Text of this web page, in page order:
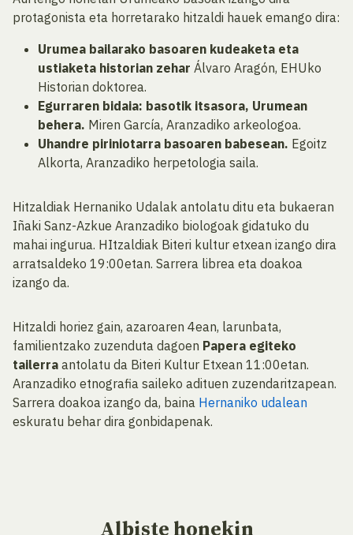
protagonista eta horretarako hitzaldi hauek emango dira:
Urumea bailarako basoaren kudeaketa eta
ustiaketa historian zehar Álvaro Aragón, EHUko
Historian doktorea.
Egurraren bidaia: basotik itsasora, Urumean
behera. Miren García, Aranzadiko arkeologoa.
Uhandre piriniotarra basoaren babesean. Egoitz
Alkorta, Aranzadiko herpetologia saila.
Hitzaldiak Hernaniko Udalak antolatu ditu eta bukaeran
Iñaki Sanz-Azkue Aranzadiko biologoak gidatuko du
mahai ingurua. HItzaldiak Biteri kultur etxean izango dira
arratsaldeko 19:00etan. Sarrera librea eta doakoa
izango da.
Hitzaldi horiez gain, azaroaren 4ean, larunbata,
familientzako zuzenduta dagoen Papera egiteko
tailerra antolatu da Biteri Kultur Etxean 11:00etan.
Aranzadiko etnografia saileko adituen zuzendaritzapean.
Sarrera doakoa izango da, baina Hernaniko udalean
eskuratu behar dira gonbidapenak.
Albiste honekin